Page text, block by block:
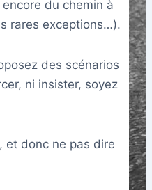
du chemin à
rares exceptions…).
des scénarios
ni insister, soyez
et donc ne pas dire